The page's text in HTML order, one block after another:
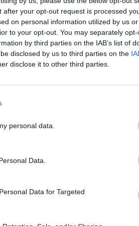
your opt-out request is processed
on personal information utilized by us
to your opt-out. You may separately
by third parties on the IAB’s list of
disclosed by us to third parties on the
disclose it to other third parties.
personal data.
Data.
Data for Targeted
közutak Fejér megye
Velencei-tó térségében -
képviselője kedden, az Etyek és
munkaterület-átadásán.
nem valósult meg a térségben ilyen
és már most látható, hogy
döntő többségükben
újul meg uniós források
tartozik, melynek olvasása